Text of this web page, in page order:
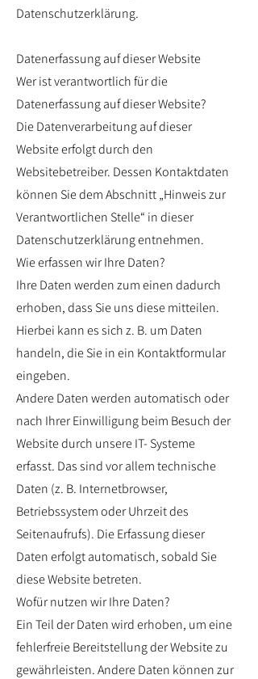
Datenschutzerklärung.
Datenerfassung auf dieser Website
Wer ist verantwortlich für die
Datenerfassung auf dieser Website?
Die Datenverarbeitung auf dieser
Website erfolgt durch den
Websitebetreiber. Dessen Kontaktdaten
können Sie dem Abschnitt „Hinweis zur
Verantwortlichen Stelle“ in dieser
Datenschutzerklärung entnehmen.
Wie erfassen wir Ihre Daten?
Ihre Daten werden zum einen dadurch
erhoben, dass Sie uns diese mitteilen.
Hierbei kann es sich z. B. um Daten
handeln, die Sie in ein Kontaktformular
eingeben.
Andere Daten werden automatisch oder
nach Ihrer Einwilligung beim Besuch der
Website durch unsere IT- Systeme
erfasst. Das sind vor allem technische
Daten (z. B. Internetbrowser,
Betriebssystem oder Uhrzeit des
Seitenaufrufs). Die Erfassung dieser
Daten erfolgt automatisch, sobald Sie
diese Website betreten.
Wofür nutzen wir Ihre Daten?
Ein Teil der Daten wird erhoben, um eine
fehlerfreie Bereitstellung der Website zu
gewährleisten. Andere Daten können zur